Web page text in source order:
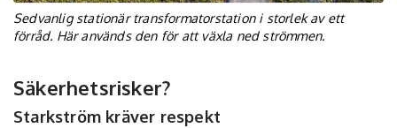
Sedvanlig stationär transformatorstation i storlek av ett
förråd. Här används den för att växla ned strömmen.
Säkerhetsrisker?
Starkström kräver respekt